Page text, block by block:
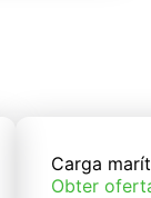
Carga
Obter